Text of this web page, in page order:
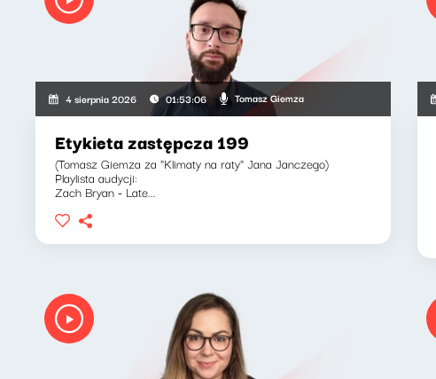
4 sierpnia 2026 01:53:06 Tomasz Giemza
Etykieta zastępcza 199
(Tomasz Giemza za "Klimaty na raty" Jana Janczego)
Playlista audycji:
Zach Bryan - Late...